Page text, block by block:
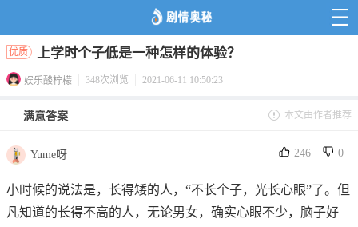
优质 上学时个子低是一种怎样的体验？
娱乐酸柠檬 348次浏览 2021-06-11 10:50:23
满意答案 本文由作者推荐
Yume呀 246 0
小时候的说法是，长得矮的人，“不长个子，光长心眼”了。但
凡知道的长得不高的人，无论男女，确实心眼不少，脑子好